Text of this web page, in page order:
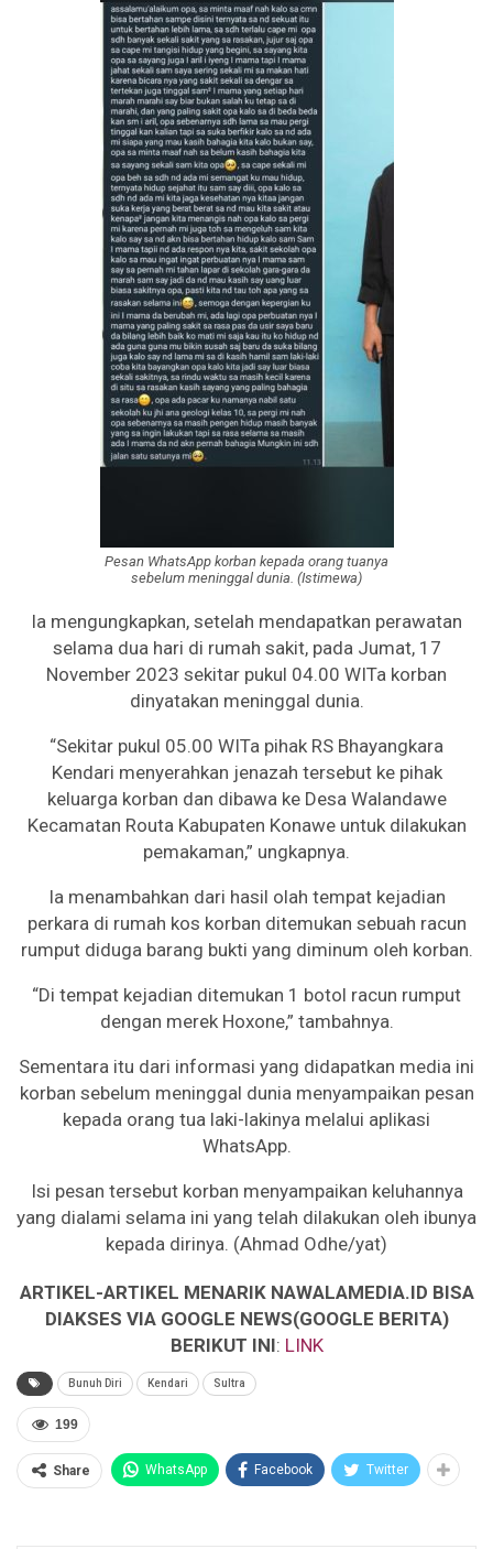
Pesan WhatsApp korban kepada orang tuanya
sebelum meninggal dunia. (Istimewa)
Ia mengungkapkan, setelah mendapatkan perawatan
selama dua hari di rumah sakit, pada Jumat, 17
November 2023 sekitar pukul 04.00 WITa korban
dinyatakan meninggal dunia.
“Sekitar pukul 05.00 WITa pihak RS Bhayangkara
Kendari menyerahkan jenazah tersebut ke pihak
keluarga korban dan dibawa ke Desa Walandawe
Kecamatan Routa Kabupaten Konawe untuk dilakukan
pemakaman,” ungkapnya.
Ia menambahkan dari hasil olah tempat kejadian
perkara di rumah kos korban ditemukan sebuah racun
rumput diduga barang bukti yang diminum oleh korban.
“Di tempat kejadian ditemukan 1 botol racun rumput
dengan merek Hoxone,” tambahnya.
Sementara itu dari informasi yang didapatkan media ini
korban sebelum meninggal dunia menyampaikan pesan
kepada orang tua laki-lakinya melalui aplikasi
WhatsApp.
Isi pesan tersebut korban menyampaikan keluhannya
yang dialami selama ini yang telah dilakukan oleh ibunya
kepada dirinya. (Ahmad Odhe/yat)
ARTIKEL-ARTIKEL MENARIK NAWALAMEDIA.ID BISA
DIAKSES VIA GOOGLE NEWS(GOOGLE BERITA)
BERIKUT INI: LINK
Bunuh Diri Kendari Sultra
199
Share WhatsApp Facebook Twitter